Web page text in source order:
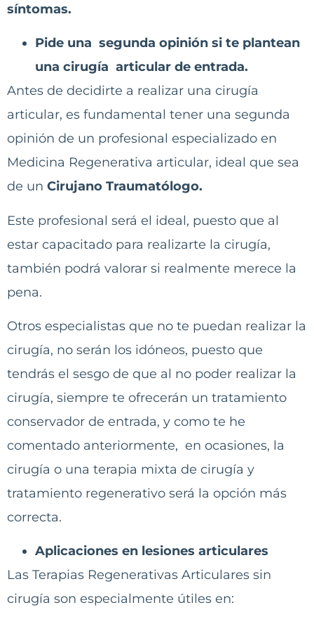
síntomas.
Pide una segunda opinión si te plantean
una cirugía articular de entrada.
Antes de decidirte a realizar una cirugía
articular, es fundamental tener una segunda
opinión de un profesional especializado en
Medicina Regenerativa articular, ideal que sea
de un Cirujano Traumatólogo.
Este profesional será el ideal, puesto que al
estar capacitado para realizarte la cirugía,
también podrá valorar si realmente merece la
pena.
Otros especialistas que no te puedan realizar la
cirugía, no serán los idóneos, puesto que
tendrás el sesgo de que al no poder realizar la
cirugía, siempre te ofrecerán un tratamiento
conservador de entrada, y como te he
comentado anteriormente, en ocasiones, la
cirugía o una terapia mixta de cirugía y
tratamiento regenerativo será la opción más
correcta.
Aplicaciones en lesiones articulares
Las Terapias Regenerativas Articulares sin
cirugía son especialmente útiles en: